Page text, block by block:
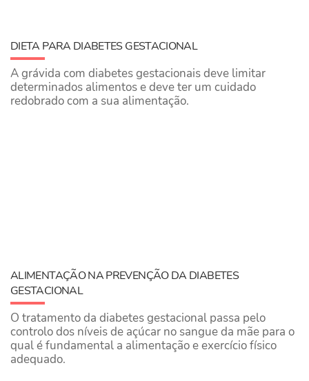
DIETA PARA DIABETES GESTACIONAL
A grávida com diabetes gestacionais deve limitar
determinados alimentos e deve ter um cuidado
redobrado com a sua alimentação.
ALIMENTAÇÃO NA PREVENÇÃO DA DIABETES
GESTACIONAL
O tratamento da diabetes gestacional passa pelo
controlo dos níveis de açúcar no sangue da mãe para o
qual é fundamental a alimentação e exercício físico
adequado.